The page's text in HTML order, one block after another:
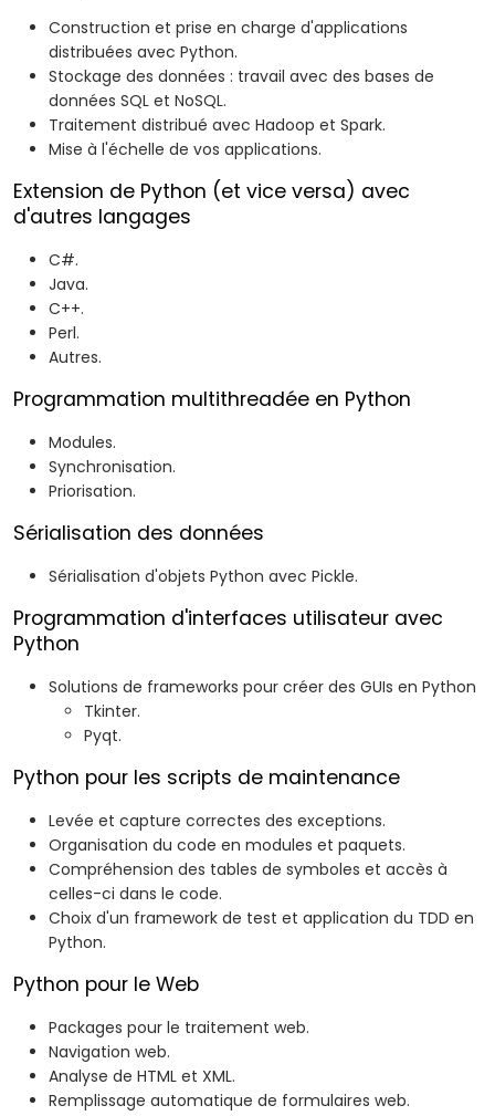
Construction et prise en charge d'applications
distribuées avec Python.
Stockage des données : travail avec des bases de
données SQL et NoSQL.
Traitement distribué avec Hadoop et Spark.
Mise à l'échelle de vos applications.
Extension de Python (et vice versa) avec
d'autres langages
C#.
Java.
C++.
Perl.
Autres.
Programmation multithreadée en Python
Modules.
Synchronisation.
Priorisation.
Sérialisation des données
Sérialisation d'objets Python avec Pickle.
Programmation d'interfaces utilisateur avec
Python
Solutions de frameworks pour créer des GUIs en Python
Tkinter.
Pyqt.
Python pour les scripts de maintenance
Levée et capture correctes des exceptions.
Organisation du code en modules et paquets.
Compréhension des tables de symboles et accès à
celles-ci dans le code.
Choix d'un framework de test et application du TDD en
Python.
Python pour le Web
Packages pour le traitement web.
Navigation web.
Analyse de HTML et XML.
Remplissage automatique de formulaires web.